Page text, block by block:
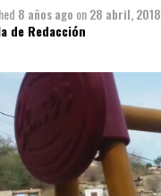
8 años ago on28 abril, 2018
de Redacción